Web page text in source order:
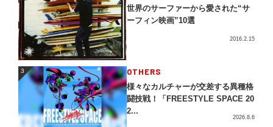
世界のサーファーから愛された“サ
ーフィン映画”10選
2016.2.15
3 OTHERS
様々なカルチャーが交差する異種格
闘技戦！「FREESTYLE SPACE 20
2...
2026.8.6